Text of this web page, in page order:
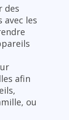
des
les
afin
ou